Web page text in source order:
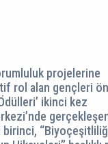
projelerine
rol alan gençleri
ikinci kez
birinci,